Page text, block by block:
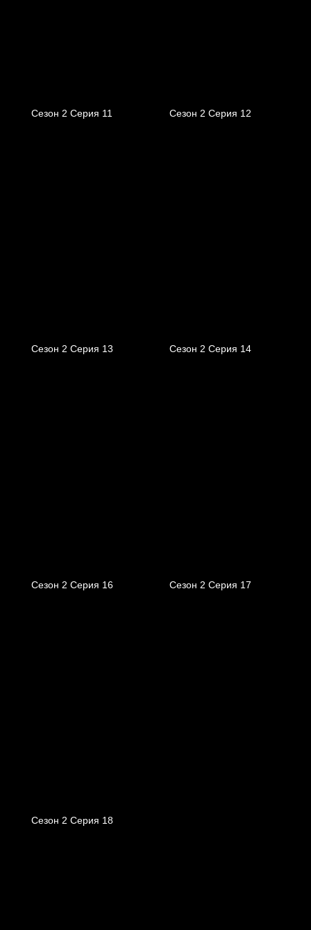
Сезон 2 Серия 11 Сезон 2 Серия 12
Сезон 2 Серия 13 Сезон 2 Серия 14
Сезон 2 Серия 16 Сезон 2 Серия 17
Сезон 2 Серия 18